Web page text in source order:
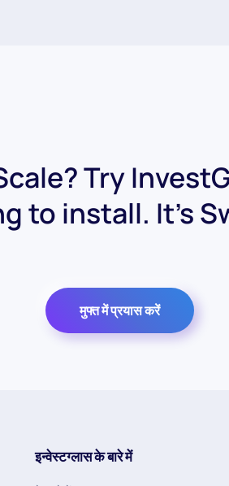
Try
to install. It's
मुफ्त में प्रयास करें
इन्वेस्टग्लास के बारे में